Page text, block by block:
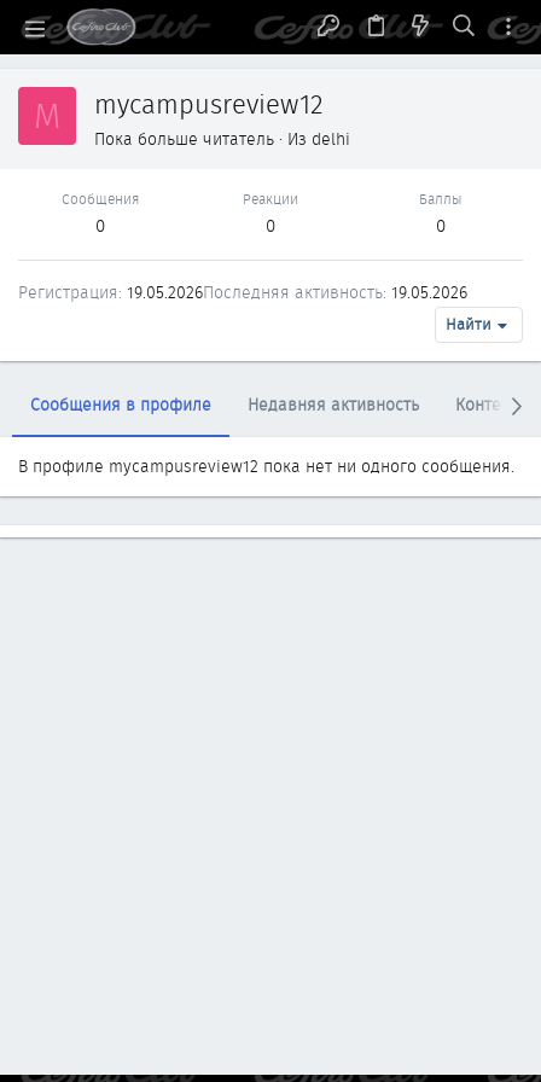
M mycampusreview12
Пока больше читатель · Из delhi
Сообщения
0
Реакции
0
Баллы
0
Регистрация 19.05.2026Последняя активность 19.05.2026
Найти
Сообщения в профиле Недавняя активность Контент
В профиле mycampusreview12 пока нет ни одного сообщения.